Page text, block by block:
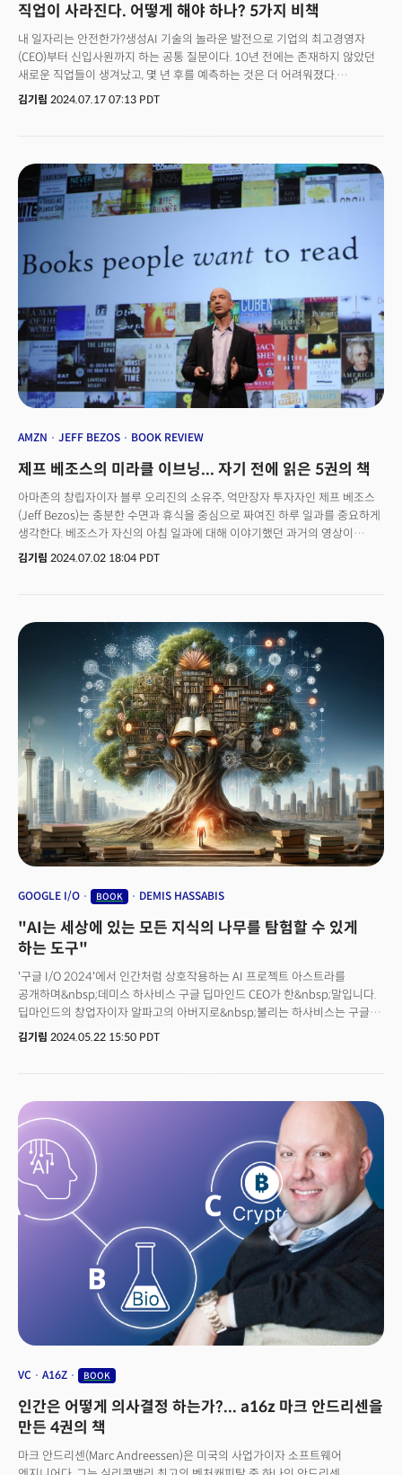
직업이 사라진다. 어떻게 해야 하나? 5가지 비책
내 일자리는 안전한가?생성AI 기술의 놀라운 발전으로 기업의 최고경영자
(CEO)부터 신입사원까지 하는 공통 질문이다. 10년 전에는 존재하지 않았던
새로운 직업들이 생겨났고, 몇 년 후를 예측하는 것은 더 어려워졌다.
세계경제포럼(WEF, The World Economic Forum)의 '직업의 미래'
2030년까지 전 세계 노동자의 약 3분의 1은 새로운 직업 기술을 습득해야
한다. 노동자(육체 및 지식)의 50%는 재교육이 필요하다. 불확실한 미래의
업무 환경에 대비하기 위해서는 지속적인 학습과 자기 개발이 필수적이라는
의미다. 학교에서 배우는 내용의 유효기간이 짧아졌고 학습 자원은 더욱
2.5년이라고 조사했다.새로운 경제 환경에서 뒤쳐지지 않으려면 변화에
적응하고, 열린 마음을 갖고, 다양한 상황에 유연하게 대처하는 능력을 키우는
것이 중요하다. 더밀크가 변화할 미래의 업무 환경에 대비할 수 있는 책 5권을
추천한다.
김기림 2024.07.17 07:13 PDT
AMZN JEFF BEZOS BOOK REVIEW
제프 베조스의 미라클 이브닝... 자기 전에 읽은 5권의 책
아마존의 창립자이자 블루 오리진의 소유주, 억만장자 투자자인 제프 베조스
(Jeff Bezos)는 충분한 수면과 휴식을 중심으로 짜여진 하루 일과를 중요하게
생각한다. 베조스가 자신의 아침 일과에 대해 이야기했던 과거의 영상이
온라인에 공유됐고, 소셜 미디어에서 많은 인기를 얻었다. 영상에서 베조스는
정했다"라고 밝혔다. 그는 또한 점심 이전에 많은 에너지를 필요로 하는
회의를 끝내는 것을 좋아한다고 덧붙였다. 베조스는 "'하이 IQ'라 부르는 오전
10시 회의도 정신적으로 도전적인 모든 것과 마찬가지다. 오후 5시가 되면, 더
이상 그 문제에 대해 생각할 수 없기에 다음날 10시에 다시 시도해야 한다"고
김기림 2024.07.02 18:04 PDT
GOOGLE I/O BOOK DEMIS HASSABIS
"AI는 세상에 있는 모든 지식의 나무를 탐험할 수 있게
하는 도구"
'구글 I/O 2024'에서 인간처럼 상호작용하는 AI 프로젝트 아스트라를
공개하며&nbsp;데미스 하사비스 구글 딥마인드 CEO가 한&nbsp;말입니다.
딥마인드의 창업자이자 알파고의 아버지로&nbsp;불리는 하사비스는 구글
AI를 이끄는 리더입니다.&nbsp;프로젝트 아스트라는 사람을 대신해 거의
구글 I/O 무대에 등장했다는 점, '인류'라는 대의를 앞세우며 인상 깊은 AI
에이전트를 공개했다는&nbsp;점에서 그가 진정한 AI 분야 리더로 도약할
&nbsp;것이란 관측도 나옵니다. 특히 배우 스칼렛 요한슨&nbsp;목소리 도용
논란, 사내 안전팀 해체 등으로 오픈AI를 이끄는 샘 알트만의 리더십이
흔들리면서 하사비스가 더욱 부각되고 있습니다. 하사비스 CEO는 과거
테드에서 "세상에 존재하는 모든 지식을 지식의 나무라고 한다면&nbsp;
우리가 문명이라 일컫는 것들은 그 중 작은 부분일 수 있다"며 "언젠가 AI는
나무 전체를 탐험할 수 있는 도구가 될 것"이라는 말을 남기기도
했습니다.&nbsp;AI 시대의 개막을 알린 주역&nbsp;하사비스 CEO가 보는
AI는 결국 사람이 자연과 우주에 더 가까이 다가갈 수 있게 해주는 예민한
도구가 아닐까요? AI 춘추전국시대, 하사비스 CEO는 이 도구로 구글, 더
나아가 인류의 구원투수가 될 수 있을까요?&nbsp;<CEO 포커스> 24호에서는
급변하는 트렌드를 이해하는데 도움이 될 3가지 콘텐츠를 소개합니다.
김기림 2024.05.22 15:50 PDT
VC A16Z BOOK
인간은 어떻게 의사결정 하는가?... a16z 마크 안드리센을
만든 4권의 책
마크 안드리센(Marc Andreessen)은 미국의 사업가이자 소프트웨어